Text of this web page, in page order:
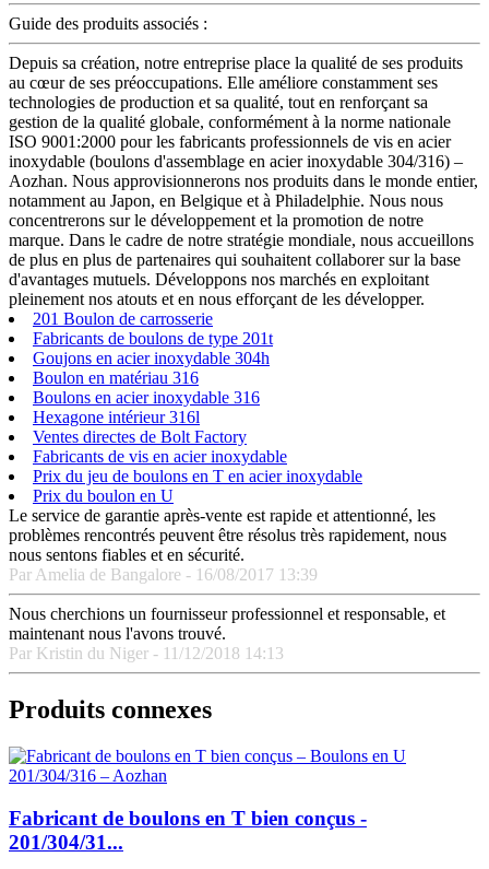
Guide des produits associés :
Depuis sa création, notre entreprise place la qualité de ses produits
au cœur de ses préoccupations. Elle améliore constamment ses
technologies de production et sa qualité, tout en renforçant sa
gestion de la qualité globale, conformément à la norme nationale
ISO 9001:2000 pour les fabricants professionnels de vis en acier
inoxydable (boulons d'assemblage en acier inoxydable 304/316) –
Aozhan. Nous approvisionnerons nos produits dans le monde entier,
notamment au Japon, en Belgique et à Philadelphie. Nous nous
concentrerons sur le développement et la promotion de notre
marque. Dans le cadre de notre stratégie mondiale, nous accueillons
de plus en plus de partenaires qui souhaitent collaborer sur la base
d'avantages mutuels. Développons nos marchés en exploitant
pleinement nos atouts et en nous efforçant de les développer.
201 Boulon de carrosserie
Fabricants de boulons de type 201t
Goujons en acier inoxydable 304h
Boulon en matériau 316
Boulons en acier inoxydable 316
Hexagone intérieur 316l
Ventes directes de Bolt Factory
Fabricants de vis en acier inoxydable
Prix du jeu de boulons en T en acier inoxydable
Prix du boulon en U
Le service de garantie après-vente est rapide et attentionné, les
problèmes rencontrés peuvent être résolus très rapidement, nous
nous sentons fiables et en sécurité.
Par Amelia de Bangalore - 16/08/2017 13:39
Nous cherchions un fournisseur professionnel et responsable, et
maintenant nous l'avons trouvé.
Par Kristin du Niger - 11/12/2018 14:13
Produits connexes
Fabricant de boulons en T bien conçus -
201/304/31...